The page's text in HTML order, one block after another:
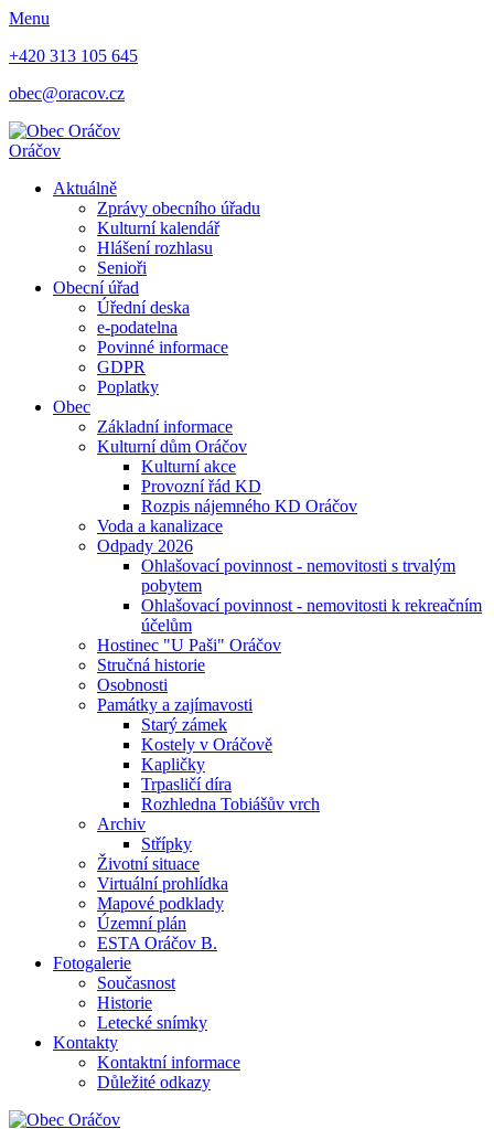
Menu
+420 313 105 645
obec@oracov.cz
Oráčov
Aktuálně
Zprávy obecního úřadu
Kulturní kalendář
Hlášení rozhlasu
Senioři
Obecní úřad
Úřední deska
e-podatelna
Povinné informace
GDPR
Poplatky
Obec
Základní informace
Kulturní dům Oráčov
Kulturní akce
Provozní řád KD
Rozpis nájemného KD Oráčov
Voda a kanalizace
Odpady 2026
Ohlašovací povinnost - nemovitosti s trvalým
pobytem
Ohlašovací povinnost - nemovitosti k rekreačním
účelům
Hostinec "U Paši" Oráčov
Stručná historie
Osobnosti
Památky a zajímavosti
Starý zámek
Kostely v Oráčově
Kapličky
Trpasličí díra
Rozhledna Tobiášův vrch
Archiv
Střípky
Životní situace
Virtuální prohlídka
Mapové podklady
Územní plán
ESTA Oráčov B.
Fotogalerie
Současnost
Historie
Letecké snímky
Kontakty
Kontaktní informace
Důležité odkazy